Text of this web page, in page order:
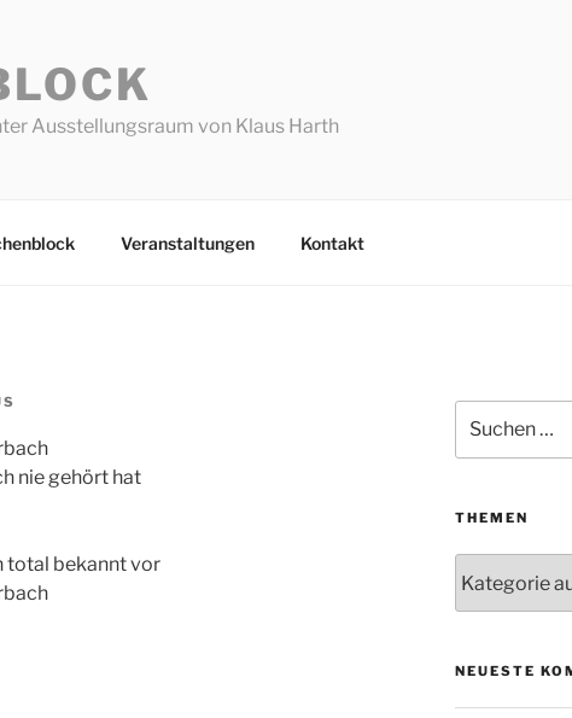
Ausstellungsraum von Klaus Harth
Veranstaltungen Kontakt
nie gehört hat
total bekannt vor
nach:
THEMEN
NEUESTE